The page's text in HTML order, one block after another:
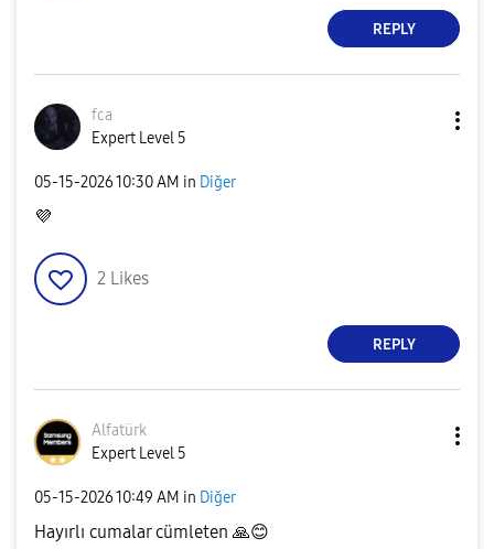
REPLY
fca
Expert Level 5
‎05-15-202610:30 AM in Diğer
💜
2 Likes
REPLY
Alfatürk
Expert Level 5
‎05-15-202610:49 AM in Diğer
Hayırlı cumalar cümleten 🙏😊